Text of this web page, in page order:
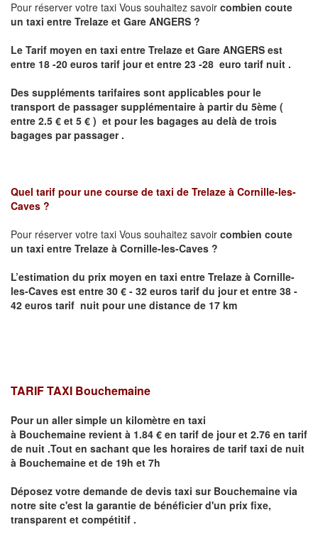
Pour réserver votre taxi Vous souhaitez savoir combien coute
un taxi entre Trelaze et Gare ANGERS ?
Le Tarif moyen en taxi entre Trelaze et Gare ANGERS est
entre 18 -20 euros tarif jour et entre 23 -28 euro tarif nuit .
Des suppléments tarifaires sont applicables pour le
transport de passager supplémentaire à partir du 5ème (
entre 2.5 € et 5 € ) et pour les bagages au delà de trois
bagages par passager .
Quel tarif pour une course de taxi de Trelaze à Cornille-les-
Caves ?
Pour réserver votre taxi Vous souhaitez savoir combien coute
un taxi entre Trelaze à Cornille-les-Caves ?
L’estimation du prix moyen en taxi entre Trelaze à Cornille-
les-Caves est entre 30 € - 32 euros tarif du jour et entre 38 -
42 euros tarif nuit pour une distance de 17 km
TARIF TAXI Bouchemaine
Pour un aller simple un kilomètre en taxi
à Bouchemaine revient à 1.84 € en tarif de jour et 2.76 en tarif
de nuit .Tout en sachant que les horaires de tarif taxi de nuit
à Bouchemaine et de 19h et 7h
Déposez votre demande de devis taxi sur Bouchemaine via
notre site c'est la garantie de bénéficier d'un prix fixe,
transparent et compétitif .